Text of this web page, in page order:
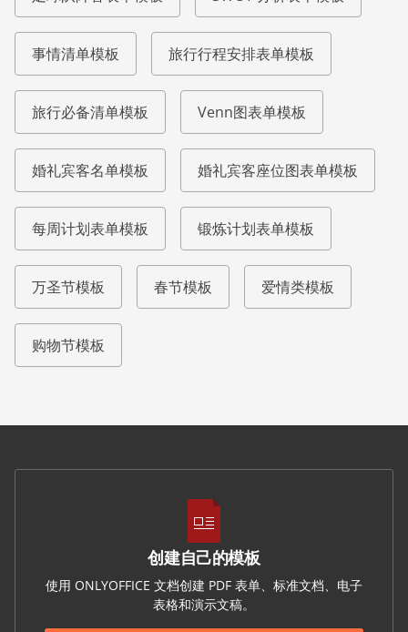
事情清单模板 旅行行程安排表单模板
旅行必备清单模板 Venn图表单模板
婚礼宾客名单模板 婚礼宾客座位图表单模板
每周计划表单模板 锻炼计划表单模板
万圣节模板 春节模板 爱情类模板
购物节模板
创建自己的模板
使用 ONLYOFFICE 文档创建 PDF 表单、标准文档、电子
表格和演示文稿。